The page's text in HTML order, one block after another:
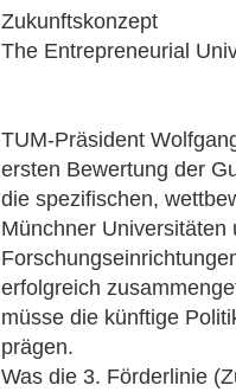
Zukunftskonzept
The Entrepreneurial
TUM-Präsident
ersten Bewertung der
die spezifischen,
Münchner
erfolgreich
müsse die künftige
prägen.
Was die 3. Förderlinie